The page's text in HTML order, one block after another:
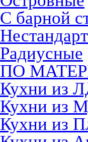
С барной
Радиусные
ПО
Кухни из
Кухни из
Кухни из